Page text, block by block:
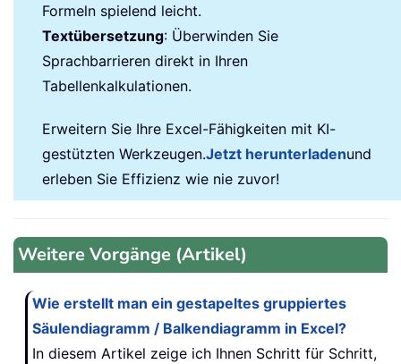
Formeln spielend leicht.
Textübersetzung: Überwinden Sie
Sprachbarrieren direkt in Ihren
Tabellenkalkulationen.
Erweitern Sie Ihre Excel-Fähigkeiten mit KI-
gestützten Werkzeugen.Jetzt herunterladenund
erleben Sie Effizienz wie nie zuvor!
Weitere Vorgänge (Artikel)
Wie erstellt man ein gestapeltes gruppiertes
Säulendiagramm / Balkendiagramm in Excel?
In diesem Artikel zeige ich Ihnen Schritt für Schritt,